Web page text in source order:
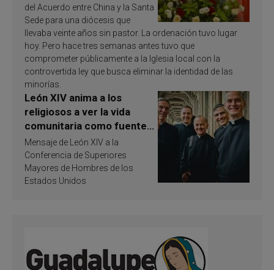
del Acuerdo entre China y la Santa
Sede para una diócesis que
llevaba veinte años sin pastor. La ordenación tuvo lugar
hoy. Pero hace tres semanas antes tuvo que
comprometer públicamente a la Iglesia local con la
controvertida ley que busca eliminar la identidad de las
minorías.
León XIV anima a los
religiosos a ver la vida
comunitaria como fuente
de inspiración y
santificación
Mensaje de León XIV a la
Conferencia de Superiores
Mayores de Hombres de los
Estados Unidos